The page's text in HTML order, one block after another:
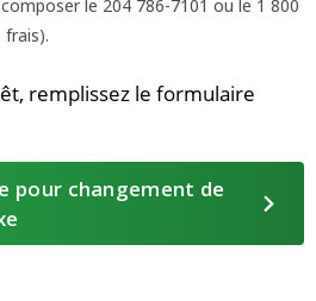
le 204 786-7101 ou le 1 800
frais).
remplissez le formulaire
pour changement de